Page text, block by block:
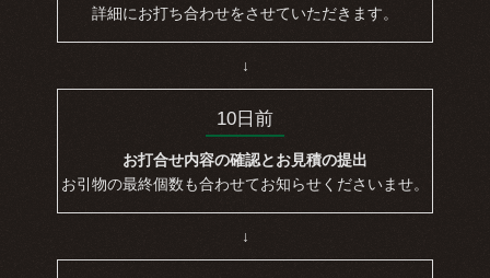
詳細にお打ち合わせをさせていただきます。
↓
10日前
お打合せ内容の確認とお見積の提出
お引物の最終個数も合わせてお知らせくださいませ。
↓